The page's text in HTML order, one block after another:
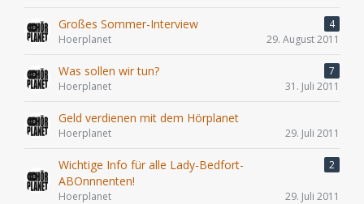
Großes Sommer-Interview
4
Hoerplanet
29. August 2011
Was sollen wir tun?
7
Hoerplanet
31. Juli 2011
Geld verdienen mit dem Hörplanet
Hoerplanet 29. Juli 2011
Wichtige Info für alle Lady-Bedfort-
ABOnnnenten!
2
Hoerplanet 29. Juli 2011